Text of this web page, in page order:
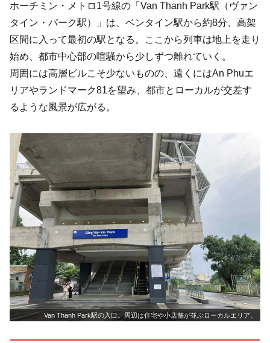
ホーチミン・メトロ1号線の「Van Thanh Park駅（ヴァン
タイン・パーク駅）」は、ベンタイン駅から約8分、高架
区間に入って最初の駅となる。ここから列車は地上を走り
始め、都市中心部の喧騒から少しずつ離れていく。
周囲には高層ビルこそ少ないものの、遠くにはAn Phuエ
リアやランドマーク81を望み、都市とローカルが交差す
るような風景が広がる。
Van Thanh Park駅の入口。周辺は住宅や小店舗が並ぶローカルエリア。